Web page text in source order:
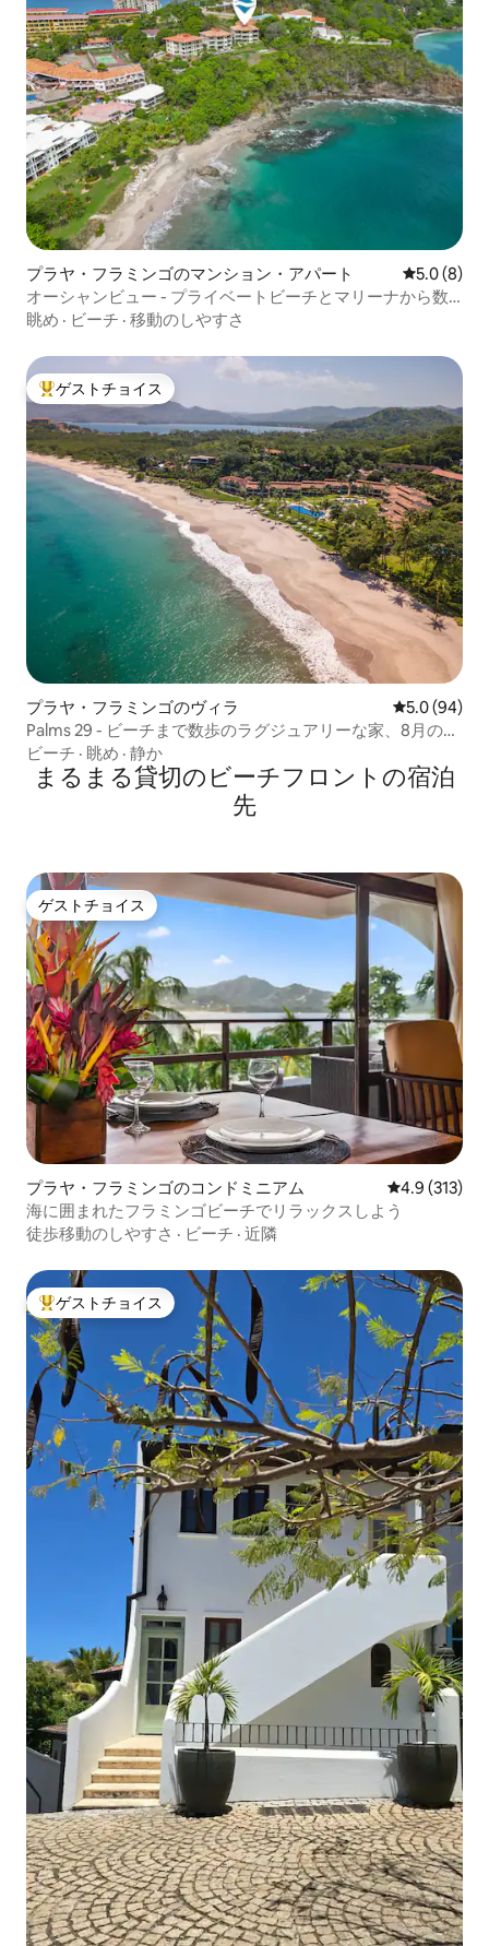
プラヤ・フラミンゴのマンション・アパート レビュー8
5.0 (8)
オーシャンビュー - プライベートビーチとマリーナから数
歩
眺め · ビーチ · 移動のしやすさ
大好評のゲストチョイスです。
ゲストチョイス
プラヤ・フラミンゴのヴィラ レビュー94
5.0 (94)
Palms 29 - ビーチまで数歩のラグジュアリーな家、8月のお
得情報
ビーチ · 眺め · 静か
まるまる貸切のビーチフロントの宿泊
先
ゲストチョイス
ゲストチョイス
プラヤ・フラミンゴのコンドミニアム レビュー313
4.9 (313)
海に囲まれたフラミンゴビーチでリラックスしよう
徒歩移動のしやすさ · ビーチ · 近隣
大好評のゲストチョイスです。
ゲストチョイス